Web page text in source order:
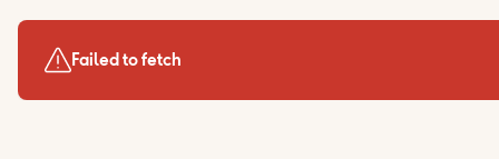
Failed to fetch